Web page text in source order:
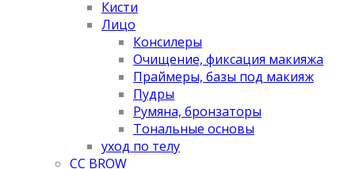
Кисти
Лицо
Консилеры
Очищение, фиксация макияжа
Праймеры, базы под макияж
Пудры
Румяна, бронзаторы
Тональные основы
уход по телу
CC BROW